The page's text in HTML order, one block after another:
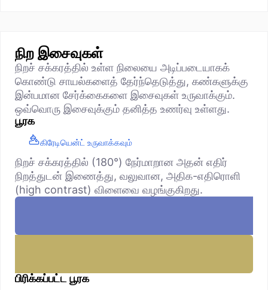
நிற இசைவுகள்
நிறச் சக்கரத்தில் உள்ள நிலையை அடிப்படையாகக்
கொண்டு சாயல்களைத் தேர்ந்தெடுத்து, கண்களுக்கு
இன்பமான சேர்க்கைகளை இசைவுகள் உருவாக்கும்.
ஒவ்வொரு இசைவுக்கும் தனித்த உணர்வு உள்ளது.
பூரக
கிரேடியென்ட் உருவாக்கவும்
நிறச் சக்கரத்தில் (180°) நேர்மாறான அதன் எதிர்
நிறத்துடன் இணைத்து, வலுவான, அதிக-எதிரொளி
(high contrast) விளைவை வழங்குகிறது.
பிரிக்கப்பட்ட பூரக